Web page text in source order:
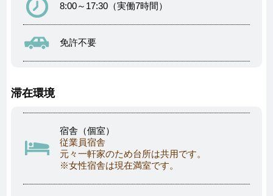
8:00～17:30（実働7時間）
免許不要
滞在環境
宿舎（個室）
従業員宿舎
元々一軒家のため台所は共用です。
※女性宿舎は現在満室です。